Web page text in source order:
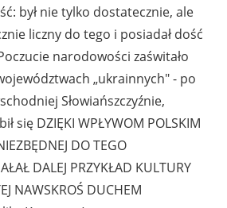
był nie tylko dostatecznie, ale
liczny do tego i posiadał dość
narodowości zaświtało
„ukrainnych" - po
Słowiańszczyźnie,
się DZIĘKI WPŁYWOM POLSKIM
DO TEGO
DALEJ PRZYKŁAD KULTURY
NAWSKROŚ DUCHEM